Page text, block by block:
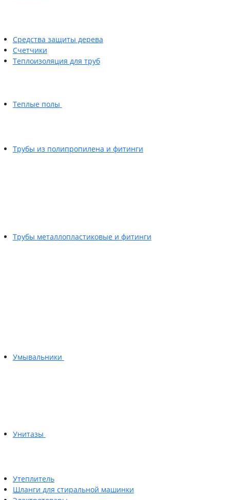
Средства защиты дерева
Счетчики
Теплоизоляция для труб
Теплые полы
Трубы из полипропилена и фитинги
Трубы металлопластиковые и фитинги
Умывальники
Унитазы
Утеплитель
Шланги для стиральной машинки